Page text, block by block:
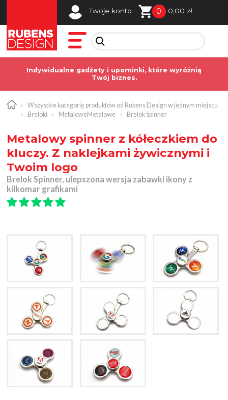
Twoje konto 0 0,00 zł
Indywidualne gadżety i upominki, które wyróżnią
Twój biznes.
›
Wszystkie kategorię produktów od Rubens Design w jednym miejscu
›
Breloki › MetaloweMetalowe › Brelok Spinner
Metalowy spinner z kółeczkiem do
kluczy. Z naklejkami żywicznymi i
Twoim logo
Brelok Spinner, ulepszona wersja zabawki ikony z
kilkomar grafikami